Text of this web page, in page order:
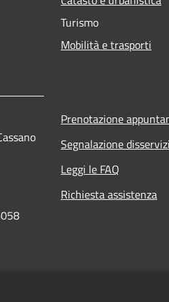
Turismo
Mobilità e trasporti
Prenotazione
Segnalazione
Leggi le FAQ
Richiesta assistenza